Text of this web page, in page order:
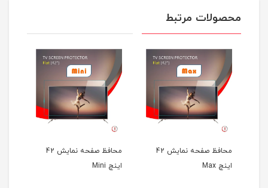
محصولات مرتبط
محافظ صفحه نمایش 42
اینچ Max
محافظ صفحه نمایش 42
اینچ Mini